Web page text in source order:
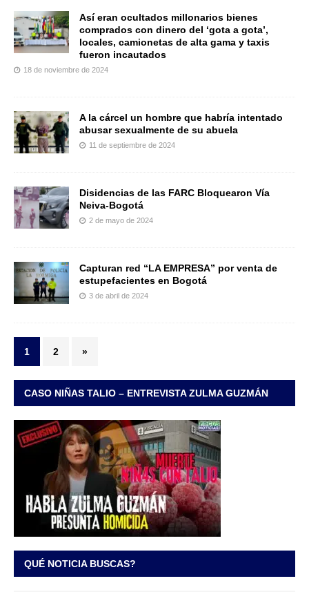
Así eran ocultados millonarios bienes
comprados con dinero del ‘gota a gota’,
locales, camionetas de alta gama y taxis
fueron incautados
18 de noviembre de 2024
A la cárcel un hombre que habría intentado
abusar sexualmente de su abuela
11 de septiembre de 2024
Disidencias de las FARC Bloquearon Vía
Neiva-Bogotá
2 de mayo de 2024
Capturan red “LA EMPRESA” por venta de
estupefacientes en Bogotá
3 de abril de 2024
1 2 »
CASO NIÑAS TALIO – ENTREVISTA ZULMA GUZMÁN
QUÉ NOTICIA BUSCAS?